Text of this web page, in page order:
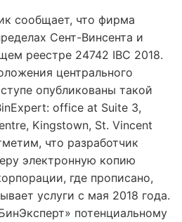
сообщает, что фирма
Сент-Винсента и
реестре 24742 IBC 2018.
центрального
опубликованы такой
office at Suite 3,
Kingstown, St. Vincent
что разработчик
электронную копию
где прописано,
услуги с мая 2018 года.
потенциальному